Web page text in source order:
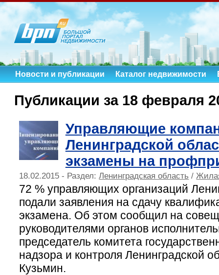
Новости и публикации Каталог недвижимости
Публикации за 18 февраля
Управляющие
Ленинградской
экзамены на
18.02.2015 - Раздел:Ленинградская область /
72 % управляющих организаций
подали заявления на сдачу
экзамена. Об этом сообщил на
руководителями органов
председатель комитета
надзора и контроля Ленинградской
Кузьмин.